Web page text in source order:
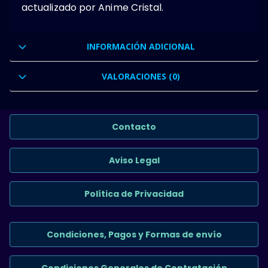
actualizado por Anime Cristal.
INFORMACIÓN ADICIONAL
VALORACIONES (0)
Contacto
Aviso Legal
Política de Privacidad
Condiciones, Pagos y Formas de envío